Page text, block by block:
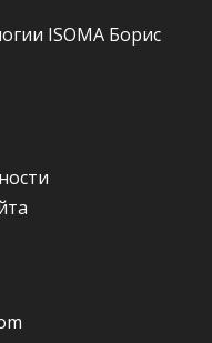
ISOMA Борис